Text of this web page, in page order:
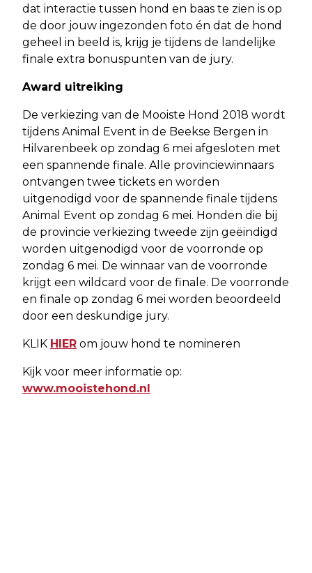
dat interactie tussen hond en baas te zien is op
de door jouw ingezonden foto én dat de hond
geheel in beeld is, krijg je tijdens de landelijke
finale extra bonuspunten van de jury.
Award uitreiking
De verkiezing van de Mooiste Hond 2018 wordt
tijdens Animal Event in de Beekse Bergen in
Hilvarenbeek op zondag 6 mei afgesloten met
een spannende finale. Alle provinciewinnaars
ontvangen twee tickets en worden
uitgenodigd voor de spannende finale tijdens
Animal Event op zondag 6 mei. Honden die bij
de provincie verkiezing tweede zijn geëindigd
worden uitgenodigd voor de voorronde op
zondag 6 mei. De winnaar van de voorronde
krijgt een wildcard voor de finale. De voorronde
en finale op zondag 6 mei worden beoordeeld
door een deskundige jury.
KLIK HIER om jouw hond te nomineren
Kijk voor meer informatie op:
www.mooistehond.nl